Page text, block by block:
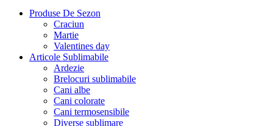
Produse De Sezon
Craciun
Martie
Valentines day
Articole Sublimabile
Ardezie
Brelocuri sublimabile
Cani albe
Cani colorate
Cani termosensibile
Diverse sublimare